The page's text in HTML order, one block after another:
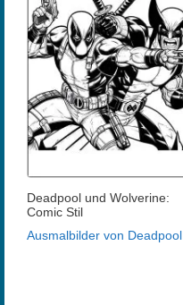
Deadpool und Wolverine:
Comic Stil
Ausmalbilder von Deadpool